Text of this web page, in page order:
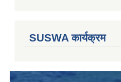
SUSWA कार्यक्रम